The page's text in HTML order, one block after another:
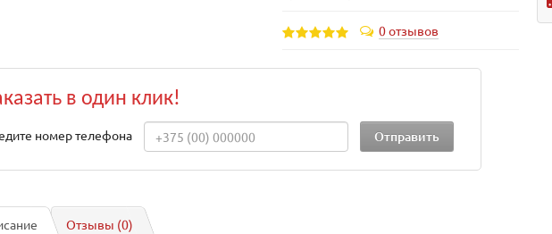
0 отзывов
в один клик!
номер телефона
Отзывы (0)